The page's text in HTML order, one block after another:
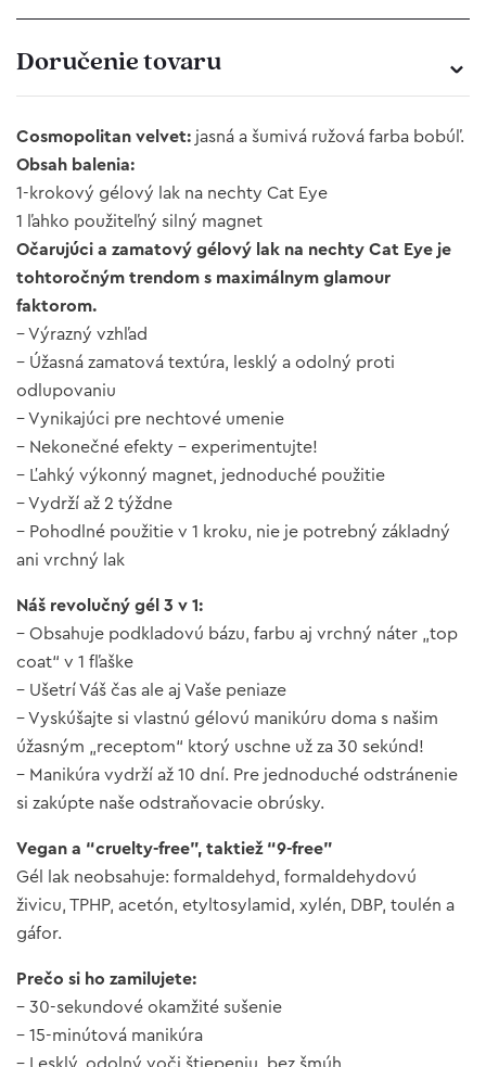
Doručenie tovaru
Cosmopolitan velvet: jasná a šumivá ružová farba bobúľ.
Obsah balenia:
1-krokový gélový lak na nechty Cat Eye
1 ľahko použiteľný silný magnet
Očarujúci a zamatový gélový lak na nechty Cat Eye je
tohtoročným trendom s maximálnym glamour
faktorom.
– Výrazný vzhľad
– Úžasná zamatová textúra, lesklý a odolný proti
odlupovaniu
– Vynikajúci pre nechtové umenie
– Nekonečné efekty – experimentujte!
– Ľahký výkonný magnet, jednoduché použitie
– Vydrží až 2 týždne
– Pohodlné použitie v 1 kroku, nie je potrebný základný
ani vrchný lak
Náš revolučný gél 3 v 1:
– Obsahuje podkladovú bázu, farbu aj vrchný náter „top
coat“ v 1 fľaške
– Ušetrí Váš čas ale aj Vaše peniaze
– Vyskúšajte si vlastnú gélovú manikúru doma s našim
úžasným „receptom“ ktorý uschne už za 30 sekúnd!
– Manikúra vydrží až 10 dní. Pre jednoduché odstránenie
si zakúpte naše odstraňovacie obrúsky.
Vegan a “cruelty-free”, taktiež “9-free”
Gél lak neobsahuje: formaldehyd, formaldehydovú
živicu, TPHP, acetón, etyltosylamid, xylén, DBP, toulén a
gáfor.
Prečo si ho zamilujete:
– 30-sekundové okamžité sušenie
– 15-minútová manikúra